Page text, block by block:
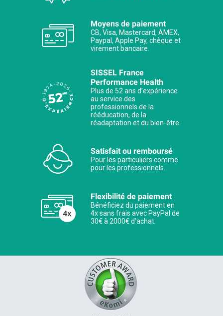
Moyens de paiement
CB, Visa, Mastercard, AMEX,
Paypal, Apple Pay, chèque et
virement bancaire.
SISSEL France
Performance Health
Plus de 52 ans d’expérience
au service des
professionnels de la
rééducation, de la
réadaptation et du bien-être.
Satisfait ou remboursé
Pour les particuliers comme
pour les professionnels.
Flexibilité de paiement
Bénéficiez du paiement en
4x sans frais avec PayPal de
30€ à 2000€ d'achat.